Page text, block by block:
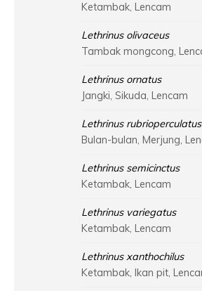
Ketambak, Lencam
Lethrinus olivaceus
Tambak mongcong,
Lethrinus ornatus
Jangki, Sikuda, Lencam
Lethrinus rubrioperculatus
Bulan-bulan, Merjung,
Lethrinus semicinctus
Ketambak, Lencam
Lethrinus variegatus
Ketambak, Lencam
Lethrinus xanthochilus
Ketambak, Ikan pit,